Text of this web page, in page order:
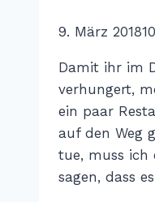
VonKatharina
9. März 2018
Damit ihr im
verhungert,
ein paar
auf den Weg
tue, muss ich
sagen, dass